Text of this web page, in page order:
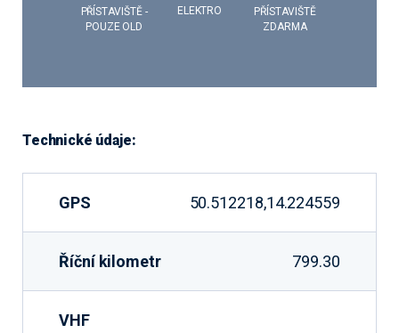
PŘÍSTAVIŠTĚ -
POUZE OLD
ELEKTRO
PŘÍSTAVIŠTĚ
ZDARMA
Technické údaje:
GPS 50.512218,14.224559
Říční kilometr 799.30
VHF